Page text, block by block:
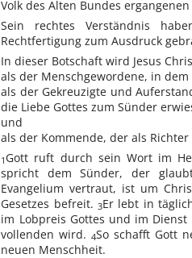
Volk des Alten Bundes
Sein rechtes Verständnis
Rechtfertigung zum Ausdruck
In dieser Botschaft wird Jesus
als der Menschgewordene, in
als der Gekreuzigte und
die Liebe Gottes zum Sünder
und
als der Kommende, der als
1 Gott ruft durch sein Wort im
spricht dem Sünder, der
Evangelium vertraut, ist um
Gesetzes befreit. 3Er lebt in
im Lobpreis Gottes und im
vollenden wird.4So schafft Gott
neuen Menschheit.